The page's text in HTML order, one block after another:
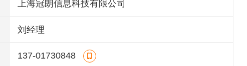
上海冠朗信息科技有限公司
刘经理
137-01730848